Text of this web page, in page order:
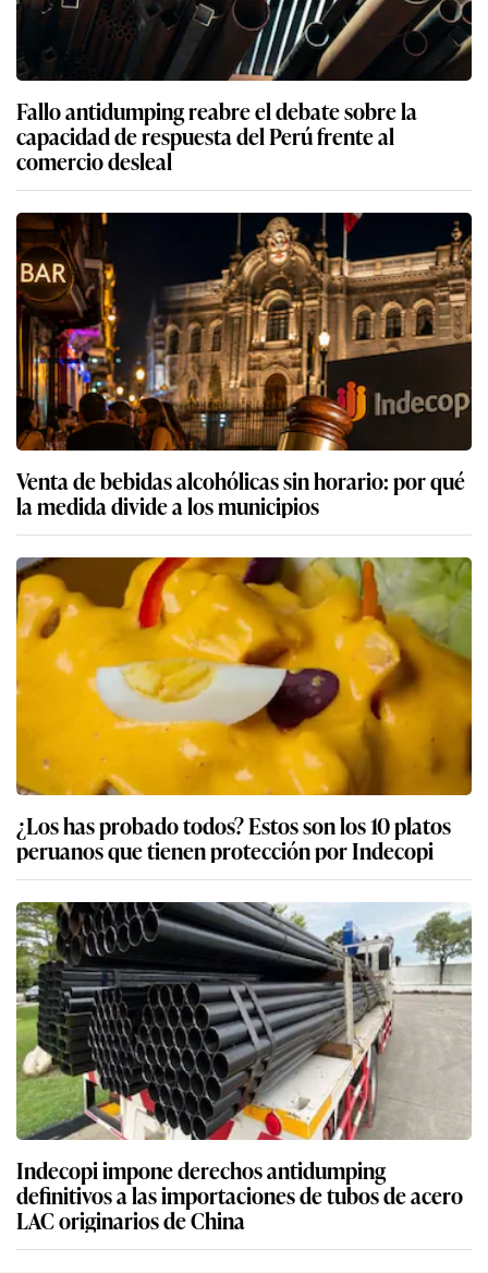
Fallo antidumping reabre el debate sobre la
capacidad de respuesta del Perú frente al
comercio desleal
Venta de bebidas alcohólicas sin horario: por qué
la medida divide a los municipios
¿Los has probado todos? Estos son los 10 platos
peruanos que tienen protección por Indecopi
Indecopi impone derechos antidumping
definitivos a las importaciones de tubos de acero
LAC originarios de China